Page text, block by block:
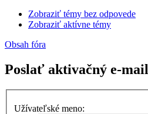
Zobraziť témy bez odpovede
Zobraziť aktívne témy
Obsah fóra
Poslať aktivačný e-mail
Užívateľské meno: